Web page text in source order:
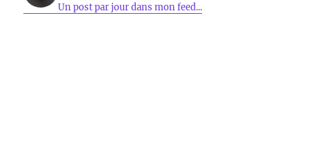
Un post par jour dans mon feed...